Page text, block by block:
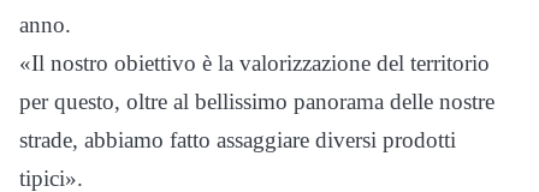
anno.
«Il nostro obiettivo è la valorizzazione del territorio
per questo, oltre al bellissimo panorama delle nostre
strade, abbiamo fatto assaggiare diversi prodotti
tipici».